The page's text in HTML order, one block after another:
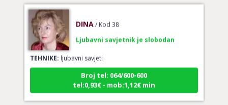
TEHNIKE:ljubavni savjeti
Broj tel: 064/600-600
tel:0,93€ - mob:1,12€ min